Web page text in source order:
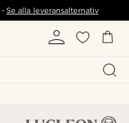
-Se alla leveransalternativ